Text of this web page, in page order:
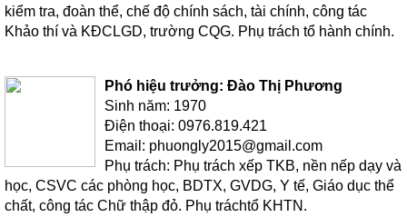
kiểm tra, đoàn thể, chế độ chính sách, tài chính, công tác
Khảo thí và KĐCLGD, trường CQG. Phụ trách tổ hành chính.
Phó hiệu trưởng: Đào Thị Phương
Sinh năm: 1970
Điện thoại: 0976.819.421
Email: phuongly2015@gmail.com
Phụ trách: Phụ trách xếp TKB, nền nếp dạy và
học, CSVC các phòng học, BDTX, GVDG, Y tế, Giáo dục thể
chất, công tác Chữ thập đỏ. Phụ tráchtổ KHTN.